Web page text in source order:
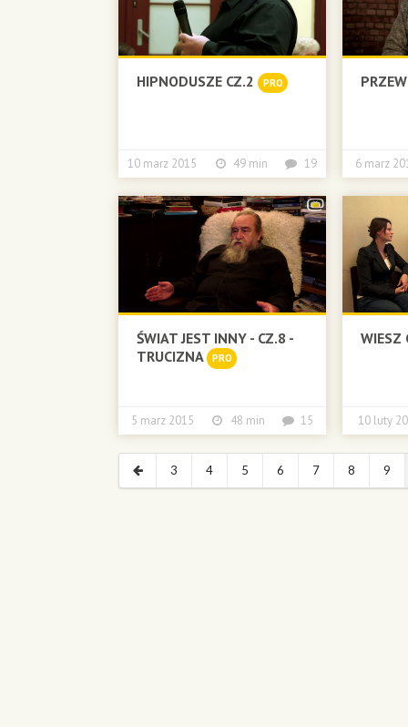
HIPNODUSZE CZ.2 PRO
10 marz 2015 49 min 19 6 marz
ŚWIAT JEST INNY - CZ.8 -
TRUCIZNA
PRO
5 marz 2015 48 min 15
WIESZ
10 luty
3 4 5 6 7 8 9